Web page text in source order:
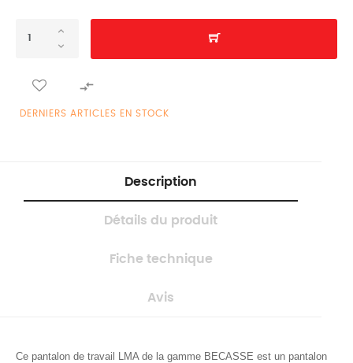

DERNIERS ARTICLES EN STOCK
Description
Détails du produit
Fiche technique
Avis
Ce pantalon de travail LMA de la gamme BECASSE est un pantalon